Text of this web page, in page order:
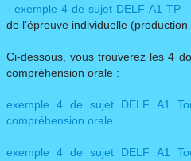
- ​exemple 4 de sujet DELF A1 TP
de l’épreuve individuelle (production
Ci-dessous, vous trouverez les 4
compréhension orale :
exemple 4 de sujet DELF A1
compréhension orale
exemple 4 de sujet DELF A1